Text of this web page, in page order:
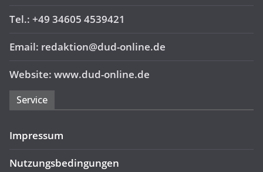
Tel.: +49 34605 4539421
Email: redaktion@dud-online.de
Website: www.dud-online.de
Service
Impressum
Nutzungsbedingungen